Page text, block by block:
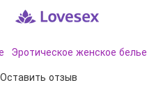
Эротическое женское белье
Оставить отзыв